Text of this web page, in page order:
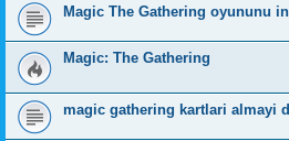
Magic The Gathering oyununu
Magic: The Gathering
magic gathering kartlari almayi